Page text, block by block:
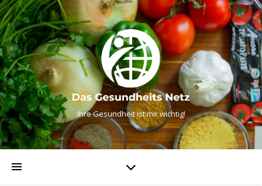
Ihre Gesundheit ist mir wichtig!